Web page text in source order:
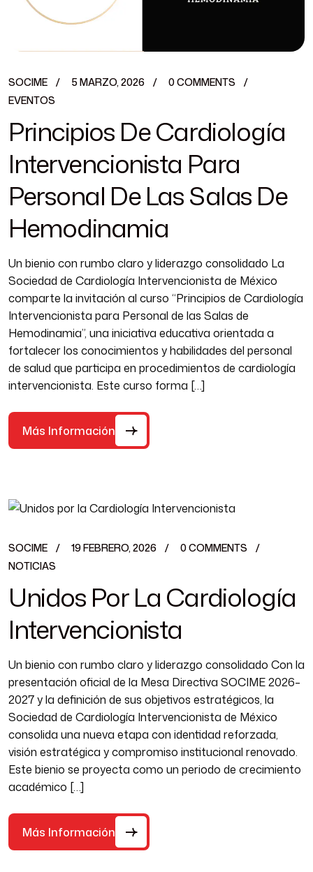
SOCIME 5 MARZO, 2026
0 COMMENTS
EVENTOS
Principios De Cardiología
Intervencionista Para
Personal De Las Salas De
Hemodinamia
Un bienio con rumbo claro y liderazgo consolidado La
Sociedad de Cardiología Intervencionista de México
comparte la invitación al curso “Principios de Cardiología
Intervencionista para Personal de las Salas de
Hemodinamia”, una iniciativa educativa orientada a
fortalecer los conocimientos y habilidades del personal
de salud que participa en procedimientos de cardiología
intervencionista. Este curso forma […]
Más Información
SOCIME 19 FEBRERO, 2026
0 COMMENTS
NOTICIAS
Unidos Por La Cardiología
Intervencionista
Un bienio con rumbo claro y liderazgo consolidado Con la
presentación oficial de la Mesa Directiva SOCIME 2026–
2027 y la definición de sus objetivos estratégicos, la
Sociedad de Cardiología Intervencionista de México
consolida una nueva etapa con identidad reforzada,
visión estratégica y compromiso institucional renovado.
Este bienio se proyecta como un periodo de crecimiento
académico […]
Más Información